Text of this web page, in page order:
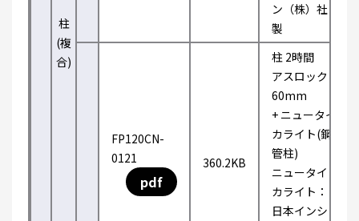
柱
(複
合)
ン（株）社
製
FP120CN-
0121
pdf
360.2KB
柱 2時間
アスロック
60mm
+ ニュータイ
カライト(鋼
管柱)
ニュータイ
カライト：
日本インシ